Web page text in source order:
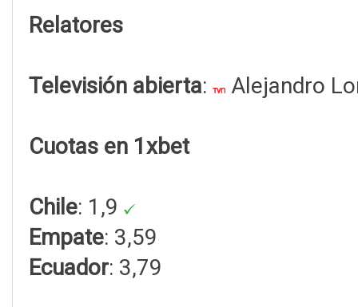
Relatores
Televisión abierta: Alejandro
Cuotas en 1xbet
Chile: 1,9
Empate: 3,59
Ecuador: 3,79